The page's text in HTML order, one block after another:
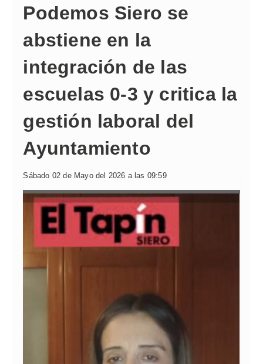
Podemos Siero se
abstiene en la
integración de las
escuelas 0-3 y critica la
gestión laboral del
Ayuntamiento
Sábado 02 de Mayo del 2026 a las 09:59